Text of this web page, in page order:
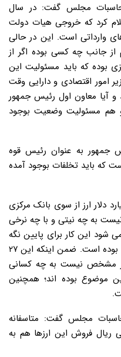
مجلس گفت: در سال
کرد که خروجی هیات دولت
کالاهای وارداتی است. این در حالی
جانب چه کسی بوده اگر از
بوده که باید مسئولیت این
امور اقتصادی و دارایی وقت
و آیا معاون اول رئیس جمهور
هم مسئولیت وضعیت بوجود
جمهور به عنوان رئیس قوه
که باید تخلفات بوجود آمده
سال ۹۴ تا ۹۶ هم ۲۷ میلیارد دلار ارز از سوی بانک مرکزی
به چه نیتی و با چه نرخی
شود این کار برای پایین نگه
داشته شدن نرخ ارز در بازار و اداره آن بوده است. ضمن اینکه این ۲۷
مشخص نیست به چه کسانی
موضوع بوده اند؛ همچنین
مجلس گفت: متاسفانه
فروش این ارزها هم به